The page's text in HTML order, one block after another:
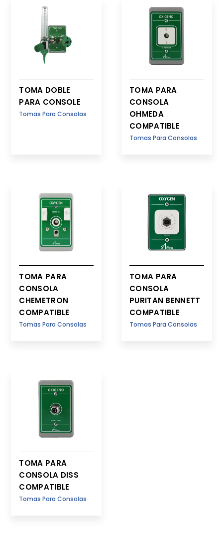
TOMA DOBLE
PARA CONSOLE
Tomas Para Consolas
TOMA PARA
CONSOLA
OHMEDA
COMPATIBLE
Tomas Para Consolas
TOMA PARA
CONSOLA
CHEMETRON
COMPATIBLE
Tomas Para Consolas
TOMA PARA
CONSOLA
PURITAN BENNETT
COMPATIBLE
Tomas Para Consolas
TOMA PARA
CONSOLA DISS
COMPATIBLE
Tomas Para Consolas